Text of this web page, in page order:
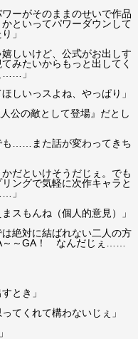
ーがそのままのせいで作品
といってパワーダウンして
」
しいけど、公式がお出しす
みたいからもっと出してく
……」
いっスよね、やっぱり」
公の敵として登場』だとし
……また話が変わってきち
だといけそうだじぇ。でも
ングで気軽に次作キャラと
」
スもんね（個人的意見）」
絶対に結ばれない二人の方
～～GA！ なんだじぇ……
とき」
てくれて構わないじぇ」